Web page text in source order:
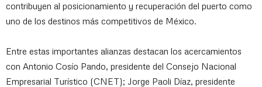
contribuyen al posicionamiento y recuperación del puerto como
uno de los destinos más competitivos de México.
Entre estas importantes alianzas destacan los acercamientos
con Antonio Cosío Pando, presidente del Consejo Nacional
Empresarial Turístico (CNET); Jorge Paoli Díaz, presidente